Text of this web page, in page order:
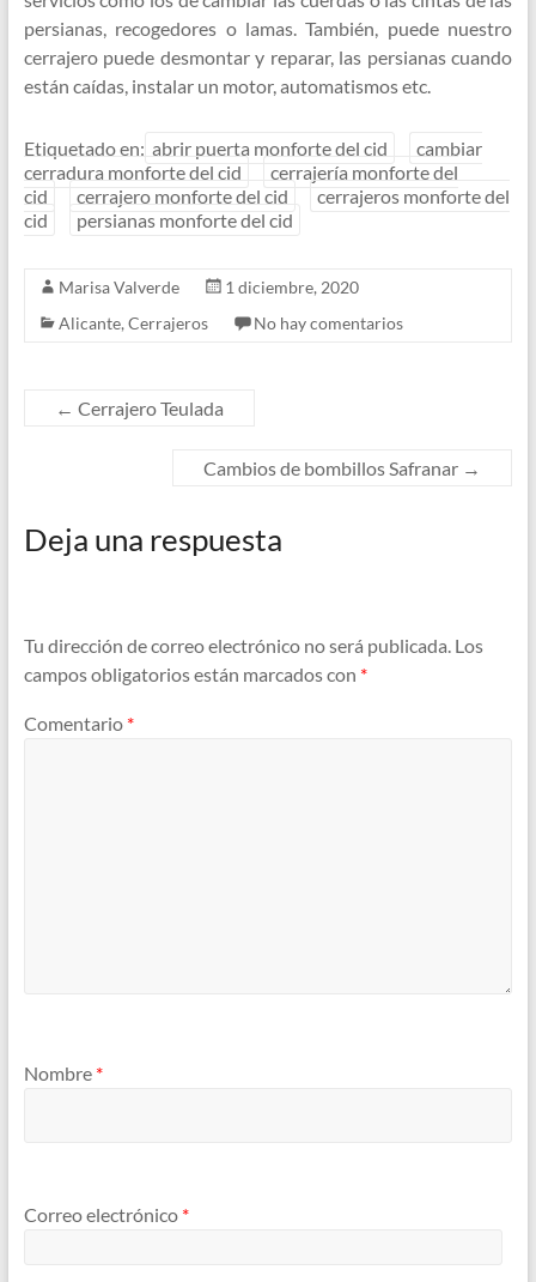
persianas, recogedores o lamas. También, puede nuestro
cerrajero puede desmontar y reparar, las persianas cuando
están caídas, instalar un motor, automatismos etc.
Etiquetado en: abrir puerta monforte del cid
cambiar
cerradura monforte del cid
cerrajería monforte del
cid
cerrajero monforte del cid
cerrajeros monforte del
cid
persianas monforte del cid
Marisa Valverde
1 diciembre, 2020
Alicante,Cerrajeros No hay comentarios
← Cerrajero Teulada
Cambios de bombillos Safranar →
Deja una respuesta
Tu dirección de correo electrónico no será publicada. Los
campos obligatorios están marcados con *
Comentario *
Nombre *
Correo electrónico *